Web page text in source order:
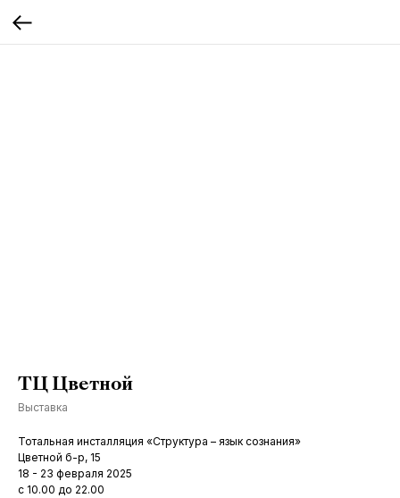
ТЦ Цветной
Выставка
Тотальная инсталляция «Структура – язык сознания»
Цветной б-р, 15
18 - 23 февраля 2025
с 10.00 до 22.00